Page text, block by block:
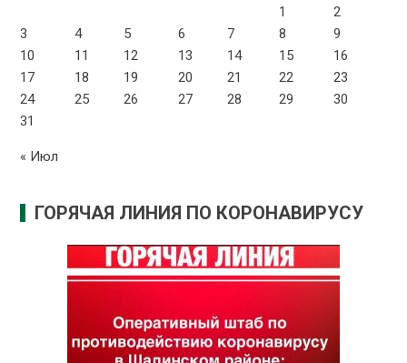
1
2
3
4 5 6 7 8
9
10
11 12 13 14 15
16
17
18 19 20 21 22
23
24
25 26 27 28 29
30
31
« Июл
ГОРЯЧАЯ ЛИНИЯ ПО КОРОНАВИРУСУ